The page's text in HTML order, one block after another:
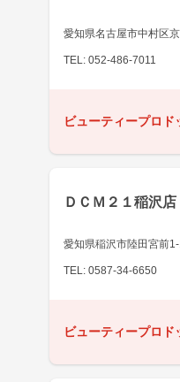
愛知県名古屋市中村区
TEL: 052-486-7011
ビューティープロ
ＤＣＭ２１稲沢店
愛知県稲沢市陸田宮前1-
TEL: 0587-34-6650
ビューティープロ